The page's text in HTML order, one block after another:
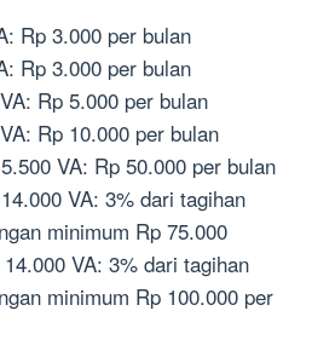
Rp 3.000 per bulan
Rp 3.000 per bulan
Rp 5.000 per bulan
Rp 10.000 per bulan
VA: Rp 50.000 per bulan
VA: 3% dari tagihan
minimum Rp 75.000
VA: 3% dari tagihan
minimum Rp 100.000 per